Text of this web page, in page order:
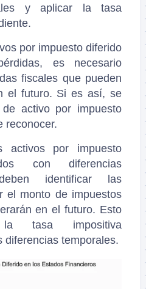
y aplicar la tasa
por impuesto diferido
es necesario
fiscales que pueden
el futuro. Si es así, se
activo por impuesto
reconocer.
por impuesto
con diferencias
identificar las
el monto de impuestos
en el futuro. Esto
tasa impositiva
diferencias temporales.